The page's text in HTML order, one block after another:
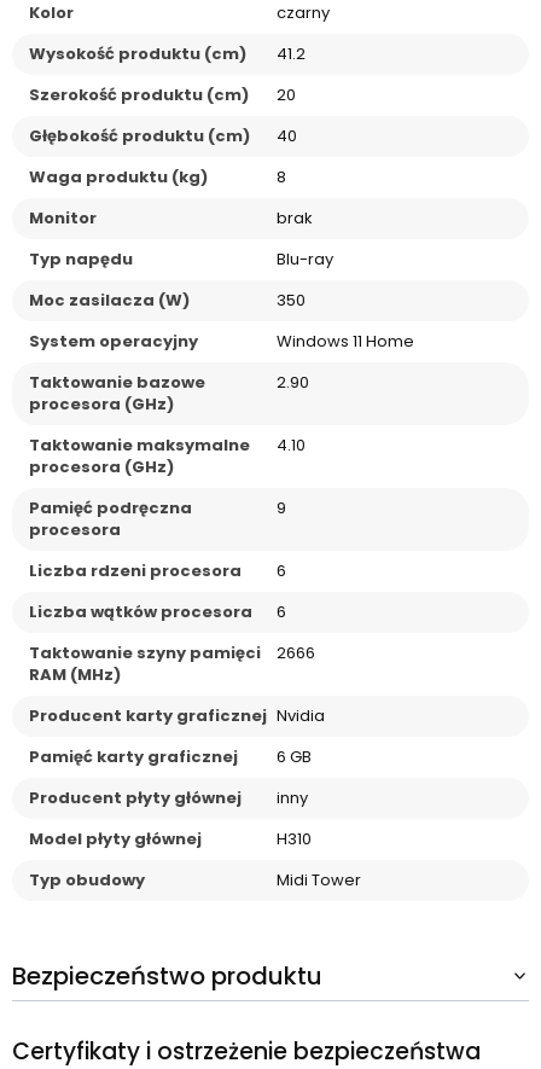
Kolor
czarny
Wysokość produktu (cm)
41.2
Szerokość produktu (cm)
20
Głębokość produktu (cm)
40
Waga produktu (kg)
8
Monitor
brak
Typ napędu
Blu-ray
Moc zasilacza (W)
350
System operacyjny
Windows 11 Home
Taktowanie bazowe
procesora (GHz)
2.90
Taktowanie maksymalne
procesora (GHz)
4.10
Pamięć podręczna
procesora
9
Liczba rdzeni procesora
6
Liczba wątków procesora
6
Taktowanie szyny pamięci
RAM (MHz)
2666
Producent karty graficznej Nvidia
Pamięć karty graficznej
6 GB
Producent płyty głównej
inny
Model płyty głównej
H310
Typ obudowy
Midi Tower
Bezpieczeństwo produktu
Certyfikaty i ostrzeżenie bezpieczeństwa